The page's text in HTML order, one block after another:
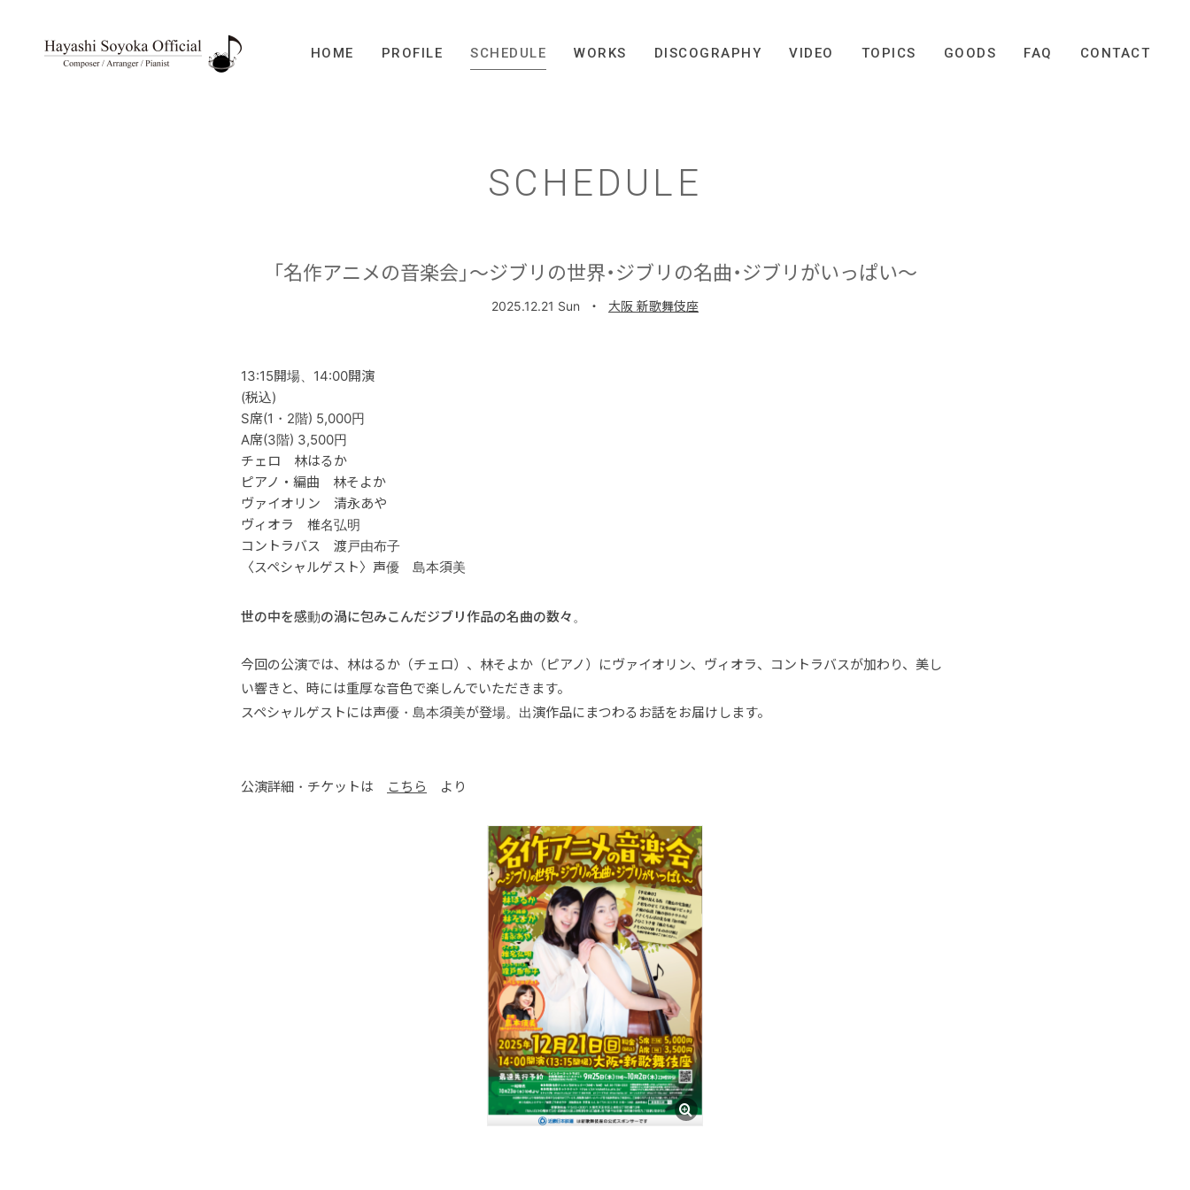
HOME PROFILE SCHEDULE WORKS DISCOGRAPHY VIDEO TOPICS GOODS FAQ CONTACT
SCHEDULE
「名作アニメの音楽会」～ジブリの世界・ジブリの名曲・ジブリがいっぱい～
2025.12.21 Sun ・ 大阪 新歌舞伎座
13:15開場、14:00開演
(税込)
S席(1・2階) 5,000円
A席(3階) 3,500円
チェロ 林はるか
ピアノ・編曲 林そよか
ヴァイオリン 清永あや
ヴィオラ 椎名弘明
コントラバス 渡戸由布子
〈スペシャルゲスト〉声優 島本須美
世の中を感動の渦に包みこんだジブリ作品の名曲の数々。
今回の公演では、林はるか（チェロ）、林そよか（ピアノ）にヴァイオリン、ヴィオラ、コントラバスが加わり、美し
い響きと、時には重厚な音色で楽しんでいただきます。
スペシャルゲストには声優・島本須美が登場。出演作品にまつわるお話をお届けします。
公演詳細・チケットは こちら より